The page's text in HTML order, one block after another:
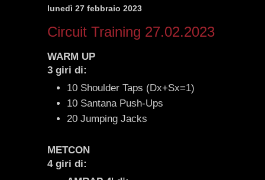
lunedì 27 febbraio 2023
Circuit Training 27.02.2023
WARM UP
3 giri di:
10 Shoulder Taps (Dx+Sx=1)
10 Santana Push-Ups
20 Jumping Jacks
METCON
4 giri di: